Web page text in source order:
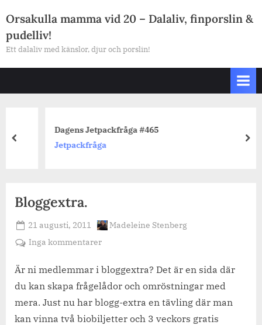
to
content
Orsakulla mamma vid 20 – Dalaliv, finporslin &
pudelliv!
Ett dalaliv med känslor, djur och porslin!
Dagens Jetpackfråga #465
Jetpackfråga
prev
Bloggextra.
Posted
on
21 augusti, 2011 By
Madeleine Stenberg
Inga kommentarertill
Är ni medlemmar i bloggextra? Det är en sida där
du kan skapa frågelådor och omröstningar med
mera. Just nu har blogg-extra en tävling där man
kan vinna två biobiljetter och 3 veckors gratis